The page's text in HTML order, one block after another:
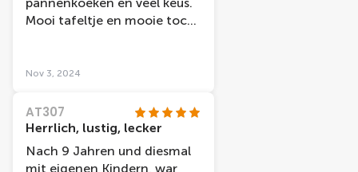
Mooi tafeltje en mooie tocht
Nov 3, 2024
AT307
Herrlich, lustig, lecker
Nach 9 Jahren und diesmal
mit eigenen Kindern, war